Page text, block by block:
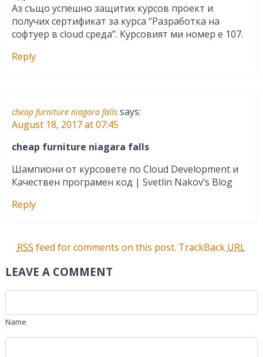
Аз също успешно защитих курсов проект и
получих сертификат за курса “Разработка на
софтуер в cloud среда”. Курсовият ми номер е 107.
Reply
cheap furniture niagara falls says:
August 18, 2017 at 07:45
cheap furniture niagara falls
Шампиони от курсовете по Cloud Development и
Качествен програмен код | Svetlin Nakov’s Blog
Reply
RSS feed for comments on this post. TrackBack URL
LEAVE A COMMENT
Name